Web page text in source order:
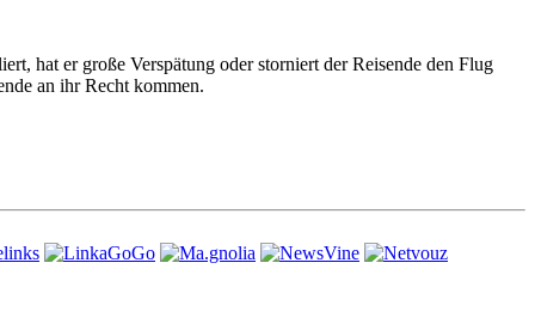
hat er große Verspätung oder storniert der Reisende den Flug
an ihr Recht kommen.